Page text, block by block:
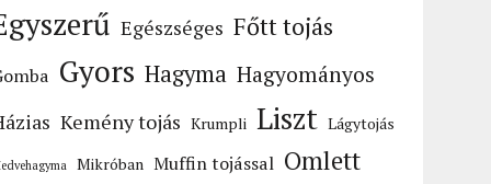
Egészséges Főtt tojás
Gyors Hagyma Hagyományos
Kemény tojás Krumpli Liszt Lágytojás
Mikróban Muffin tojással Omlett